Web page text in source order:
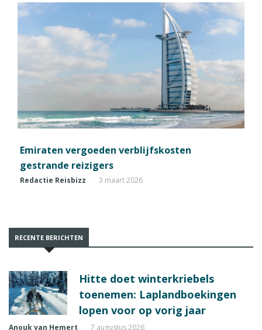
Emiraten vergoeden verblijfskosten
gestrande reizigers
Redactie Reisbizz 3 maart 2026
RECENTE BERICHTEN
Hitte doet winterkriebels
toenemen: Laplandboekingen
lopen voor op vorig jaar
Anouk van Hemert 7 augustus 2026